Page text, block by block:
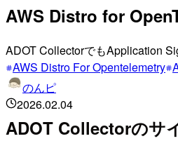
AWS Distro for
ADOT CollectorでもApplication
AWS Distro For Opentelemetry
のんピ
2026.02.04
ADOT Collectorのサ